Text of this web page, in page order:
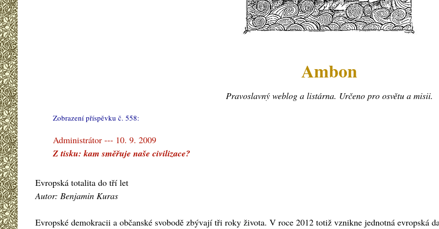
Ambon
Pravoslavný weblog a listárna. Určeno pro osvětu a misii.
Zobrazení příspěvku č. 558:
Administrátor --- 10. 9. 2009
Z tisku: kam směřuje naše civilizace?
Evropská totalita do tří let
Autor: Benjamin Kuras
Evropské demokracii a občanské svobodě zbývají tři roky života. V roce 2012 totiž vznikne jednotná evropská